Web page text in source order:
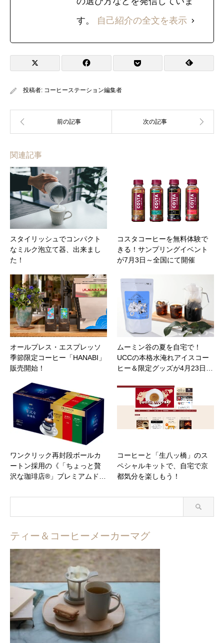
す。 自己紹介の全文を表示
投稿者: コーヒーステーション編集者
関連記事
スタイリッシュでコンパクト
なミルク泡立て器、出来まし
た！
コスタコーヒーを無料体験で
きる！サンプリングイベント
が7月3日～全国にて開催
オールプレス・エスプレッソ
季節限定コーヒー「HANABI」
販売開始！
ムーミン谷の夏を自宅で！
UCCの本格水淹れアイスコー
ヒー＆限定グッズが4月23日…
ワンクリック再封段ボールカ
ートン採用の《「ちょっと贅
沢な珈琲店®」プレミアムド…
コーヒーと「生八ッ橋」のス
ペシャルキットで、自宅で京
都気分を楽しもう！
ティー＆コーヒーメーカーマグ